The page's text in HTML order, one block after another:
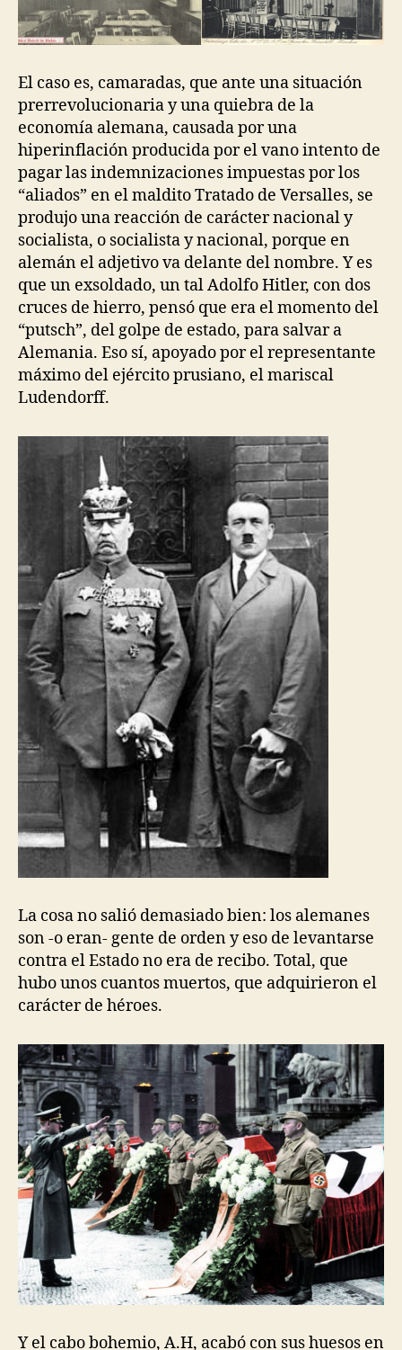
El caso es, camaradas, que ante una situación
prerrevolucionaria y una quiebra de la
economía alemana, causada por una
hiperinflación producida por el vano intento de
pagar las indemnizaciones impuestas por los
“aliados” en el maldito Tratado de Versalles, se
produjo una reacción de carácter nacional y
socialista, o socialista y nacional, porque en
alemán el adjetivo va delante del nombre. Y es
que un exsoldado, un tal Adolfo Hitler, con dos
cruces de hierro, pensó que era el momento del
“putsch”, del golpe de estado, para salvar a
Alemania. Eso sí, apoyado por el representante
máximo del ejército prusiano, el mariscal
Ludendorff.
La cosa no salió demasiado bien: los alemanes
son -o eran- gente de orden y eso de levantarse
contra el Estado no era de recibo. Total, que
hubo unos cuantos muertos, que adquirieron el
carácter de héroes.
Y el cabo bohemio, A.H, acabó con sus huesos en